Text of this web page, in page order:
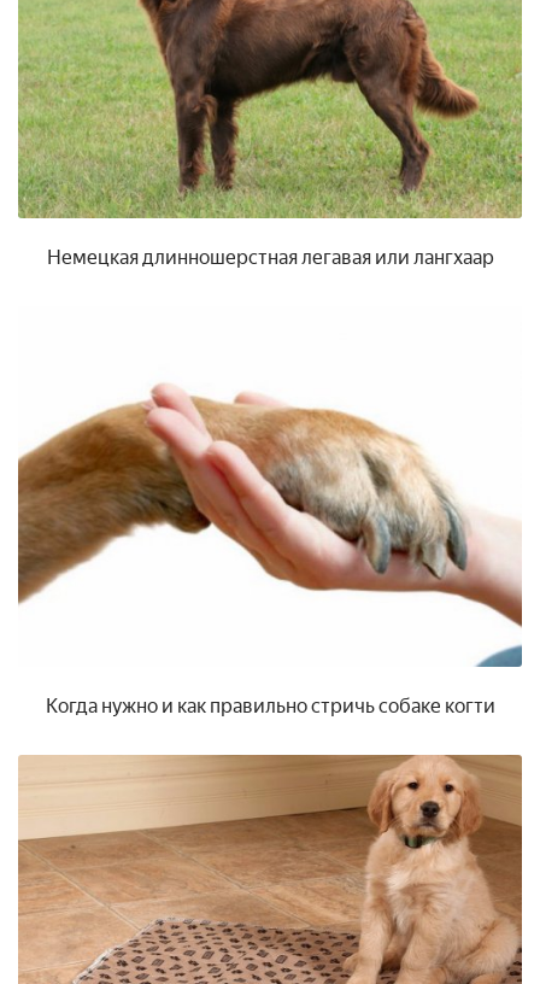
Немецкая длинношерстная легавая или лангхаар
Когда нужно и как правильно стричь собаке когти